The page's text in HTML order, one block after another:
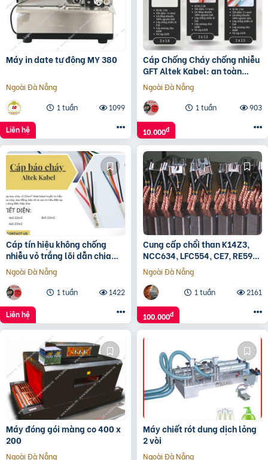
Máy in date tự động MY 380
Ngoài Đà Nẵng
1 tuần
1099
Liên hệ
Cáp Chống Cháy chống nhiễu
GFT Altek Kabel: an toàn
trong nhiệt độ cao
Ngoài Đà Nẵng
1 tuần
903
10.000đ
Cáp tín hiệu không chống
nhiễu vỏ trắng lõi dẫn chia
màu
Ngoài Đà Nẵng
1 tuần
1422
Liên hệ
Cung cấp chổi than K14Z3,
NCC634, LFC554, CE7, RE59…
Ngoài Đà Nẵng
1 tuần
2161
100.000đ
Máy đóng gói màng co 400 x
200
Ngoài Đà Nẵng
Máy chiết rót dung dịch lỏng
2 vòi
Ngoài Đà Nẵng